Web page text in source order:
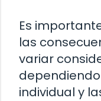
Es
las
variar
individual y